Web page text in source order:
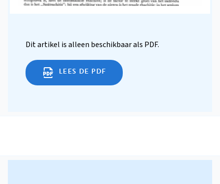
Dit artikel is alleen beschikbaar als PDF.
LEES DE PDF